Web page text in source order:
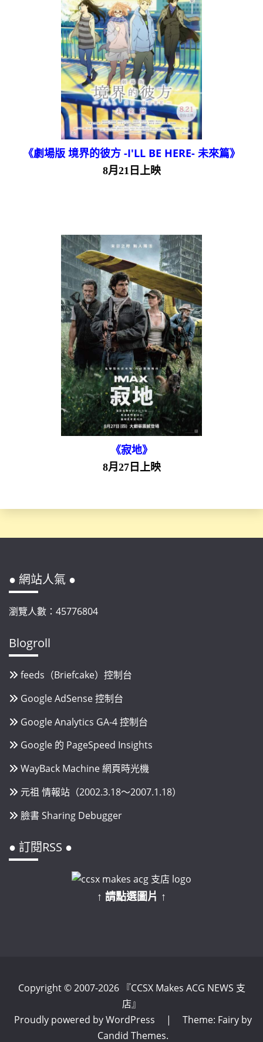
《劇場版 境界的彼方 -I'LL BE HERE- 未來篇》
8月21日上映
《寂地》
8月27日上映
● 網站人氣 ●
瀏覽人數：45776804
Blogroll
feeds（Briefcake）控制台
Google AdSense 控制台
Google Analytics GA-4 控制台
Google 的 PageSpeed Insights
WayBack Machine 網頁時光機
元祖 情報站（2002.3.18～2007.1.18）
臉書 Sharing Debugger
● 訂閱RSS ●
↑ 請點選圖片 ↑
Copyright © 2007-2026 『CCSX Makes ACG NEWS 支
店』
Proudly powered by WordPress
|
Theme: Fairy by
Candid Themes.